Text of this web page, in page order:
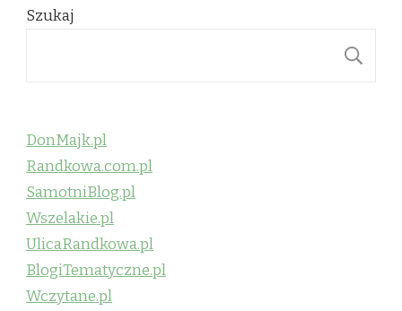
Szukaj
DonMajk.pl
Randkowa.com.pl
SamotniBlog.pl
Wszelakie.pl
UlicaRandkowa.pl
BlogiTematyczne.pl
Wczytane.pl